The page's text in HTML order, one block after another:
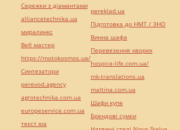
Сережки з діамантами
alliancetechnika.ua
миралинкс
Веб мастер
https://motokosmos.ua/
Синтезатори
perevod.agency
agrotechnika.com.ua
europeservice.com.ua
текст юа
pereklad.ua
Підготовка до НМТ / ЗНО
Винна шафа
Перевезення хворих
hospice-life.com.ua/
mk-translations.ua
maltina.com.ua
Шафи купе
Брендові сумки